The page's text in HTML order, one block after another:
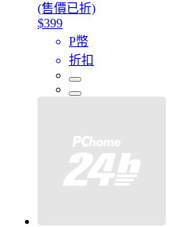
(售價已折)
$399
P幣
折扣